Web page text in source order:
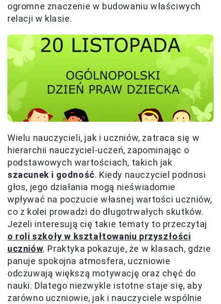
ogromne znaczenie w budowaniu właściwych
relacji w klasie.
Wielu nauczycieli, jak i uczniów, zatraca się w
hierarchii nauczyciel-uczeń, zapominając o
podstawowych wartościach, takich jak
szacunek i godność. Kiedy nauczyciel podnosi
głos, jego działania mogą nieświadomie
wpływać na poczucie własnej wartości uczniów,
co z kolei prowadzi do długotrwałych skutków.
Jeżeli interesują cię takie tematy to przeczytaj
o roli szkoły w kształtowaniu przyszłości
uczniów. Praktyka pokazuje, że w klasach, gdzie
panuje spokojna atmosfera, uczniowie
odczuwają większą motywację oraz chęć do
nauki. Dlatego niezwykle istotne staje się, aby
zarówno uczniowie, jak i nauczyciele wspólnie